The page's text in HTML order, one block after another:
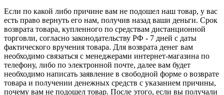
Если по какой либо причине вам не подошел наш товар, у вас
есть право вернуть его нам, получив назад ваши деньги. Срок
возврата товара, купленного по средствам дистанционной
торговли, согласно законодательству РФ - 7 дней с даты
фактического вручения товара. Для возврата денег вам
необходимо связаться с менеджерами интернет-магазина по
телефону, либо по электронной почте, далее вам будет
необходимо написать заявление в свободной форме о возврате
товара и получении денежных средств с указанием причины,
почему вам не подошел товар. После этого, если вы получали